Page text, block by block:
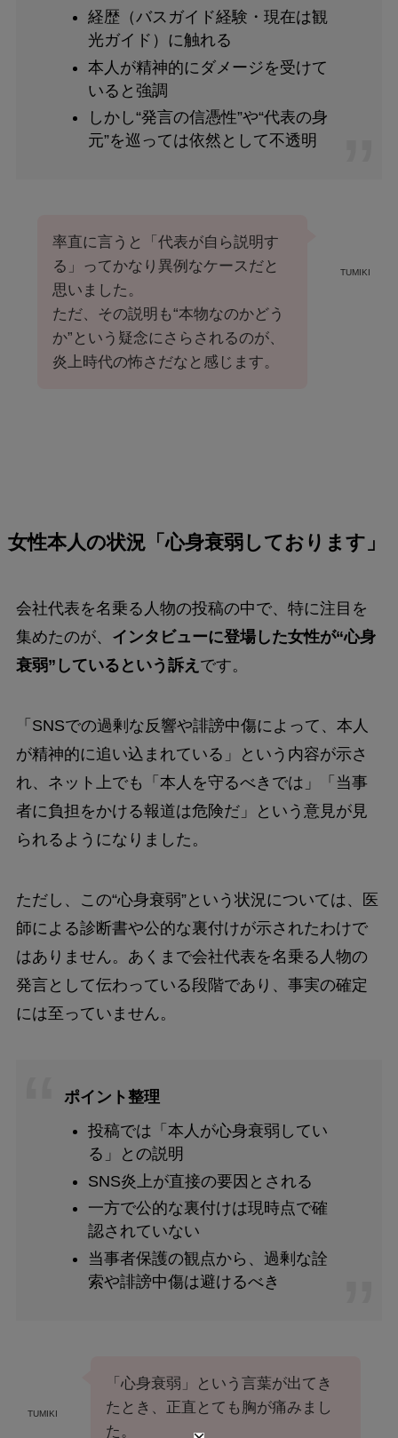
経歴（バスガイド経験・現在は観
光ガイド）に触れる
本人が精神的にダメージを受けて
いると強調
しかし“発言の信憑性”や“代表の身
元”を巡っては依然として不透明
TUMIKI
率直に言うと「代表が自ら説明す
る」ってかなり異例なケースだと
思いました。
ただ、その説明も“本物なのかどう
か”という疑念にさらされるのが、
炎上時代の怖さだなと感じます。
女性本人の状況「心身衰弱しております」
会社代表を名乗る人物の投稿の中で、特に注目を
集めたのが、 インタビューに登場した女性が“心身
衰弱”しているという訴え です。
「SNSでの過剰な反響や誹謗中傷によって、本人
が精神的に追い込まれている」という内容が示さ
れ、ネット上でも「本人を守るべきでは」「当事
者に負担をかける報道は危険だ」という意見が見
られるようになりました。
ただし、この“心身衰弱”という状況については、医
師による診断書や公的な裏付けが示されたわけで
はありません。あくまで会社代表を名乗る人物の
発言として伝わっている段階であり、事実の確定
には至っていません。
ポイント整理
投稿では「本人が心身衰弱してい
る」との説明
SNS炎上が直接の要因とされる
一方で公的な裏付けは現時点で確
認されていない
当事者保護の観点から、過剰な詮
索や誹謗中傷は避けるべき
TUMIKI
「心身衰弱」という言葉が出てき
たとき、正直とても胸が痛みまし
た。